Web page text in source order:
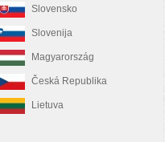
Slovensko
Slovenija
Magyarország
Česká Republika
Lietuva